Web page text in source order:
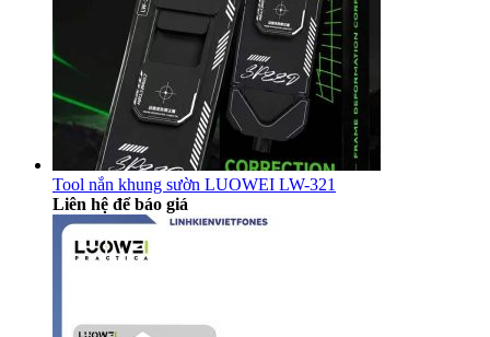
Tool nắn khung sườn LUOWEI LW-321
Liên hệ để báo giá